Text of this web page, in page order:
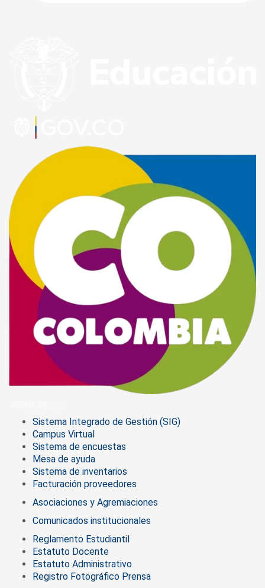
Sistema Integrado de Gestión (SIG)
Campus Virtual
Sistema de encuestas
Mesa de ayuda
Sistema de inventarios
Facturación proveedores
Asociaciones y Agremiaciones
Comunicados institucionales
Reglamento Estudiantil
Estatuto Docente
Estatuto Administrativo
Registro Fotográfico Prensa